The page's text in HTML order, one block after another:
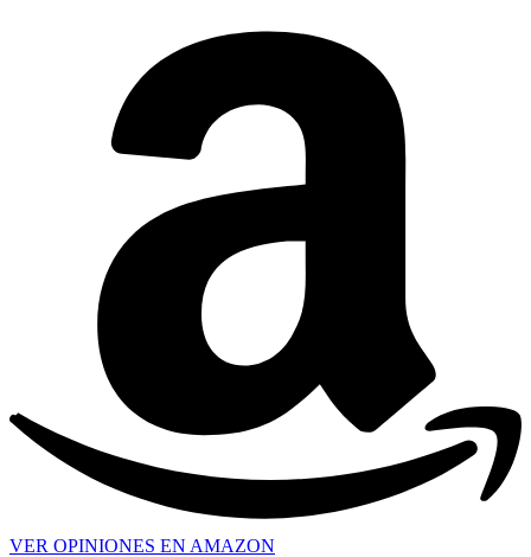
VER OPINIONES EN AMAZON